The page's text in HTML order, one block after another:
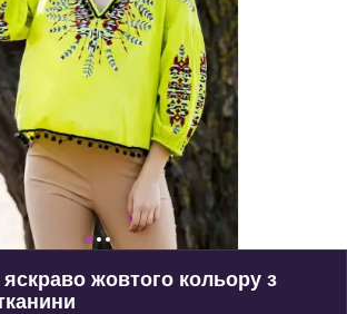
жовтого кольору з